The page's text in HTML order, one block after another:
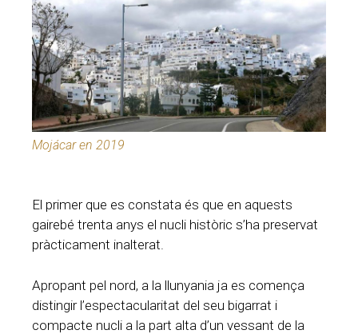
Mojácar en 2019
El primer que es constata és que en aquests
gairebé trenta anys el nucli històric s’ha preservat
pràcticament inalterat.
Apropant pel nord, a la llunyania ja es comença
distingir l’espectacularitat del seu bigarrat i
compacte nucli a la part alta d’un vessant de la